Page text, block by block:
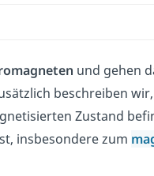
und gehen
beschreiben
Zustand
insbesondere zum